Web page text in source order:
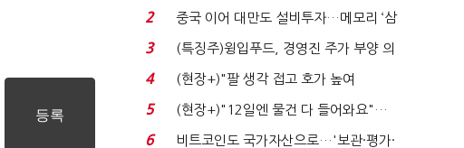
로봇·AI 등 논...
2
중국 이어 대만도 설비투자…메모리 ‘삼
국전쟁’
3
(특징주)윙입푸드, 경영진 주가 부양 의
지에 상한가...
4
(현장+)"팔 생각 접고 호가 높여
요"…'덜 똘똘한 한 채' 20...
5
(현장+)"12일엔 물건 다 들어와요"…
빈 매대 채우며 문 연 ...
6
비트코인도 국가자산으로…'보관·평가·